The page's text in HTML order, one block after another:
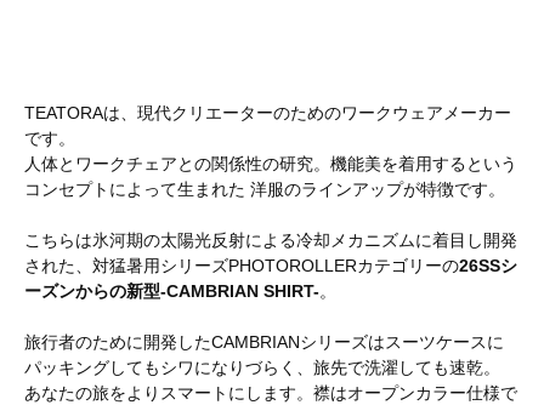
TEATORAは、現代クリエーターのためのワークウェアメーカー
です。
人体とワークチェアとの関係性の研究。機能美を着用するという
コンセプトによって生まれた 洋服のラインアップが特徴です。
こちらは氷河期の太陽光反射による冷却メカニズムに着目し開発
された、対猛暑用シリーズPHOTOROLLERカテゴリーの26SSシ
ーズンからの新型-CAMBRIAN SHIRT-。
旅行者のために開発したCAMBRIANシリーズはスーツケースに
パッキングしてもシワになりづらく、旅先で洗濯しても速乾。
あなたの旅をよりスマートにします。襟はオープンカラー仕様で